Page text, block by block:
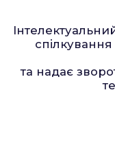
та надає